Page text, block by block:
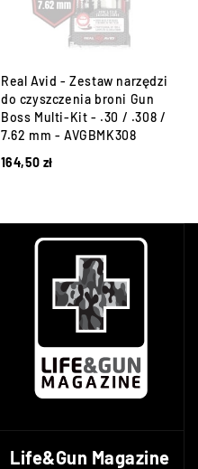
Real Avid - Zestaw narzędzi
do czyszczenia broni Gun
Boss Multi-Kit - .30 / .308 /
7.62 mm - AVGBMK308
164,50 zł
Life&Gun Magazine